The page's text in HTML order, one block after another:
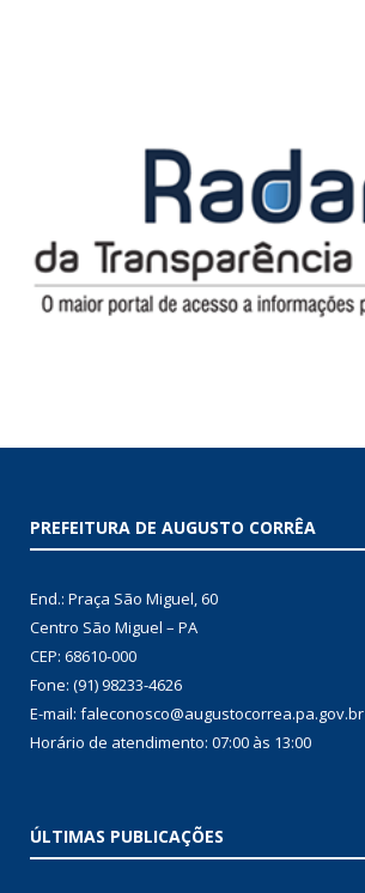
PREFEITURA DE AUGUSTO CORRÊA
End.: Praça São Miguel, 60
Centro São Miguel – PA
CEP: 68610-000
Fone: (91) 98233-4626
E-mail: faleconosco@augustocorrea.pa.gov.br
Horário de atendimento: 07:00 às 13:00
ÚLTIMAS PUBLICAÇÕES